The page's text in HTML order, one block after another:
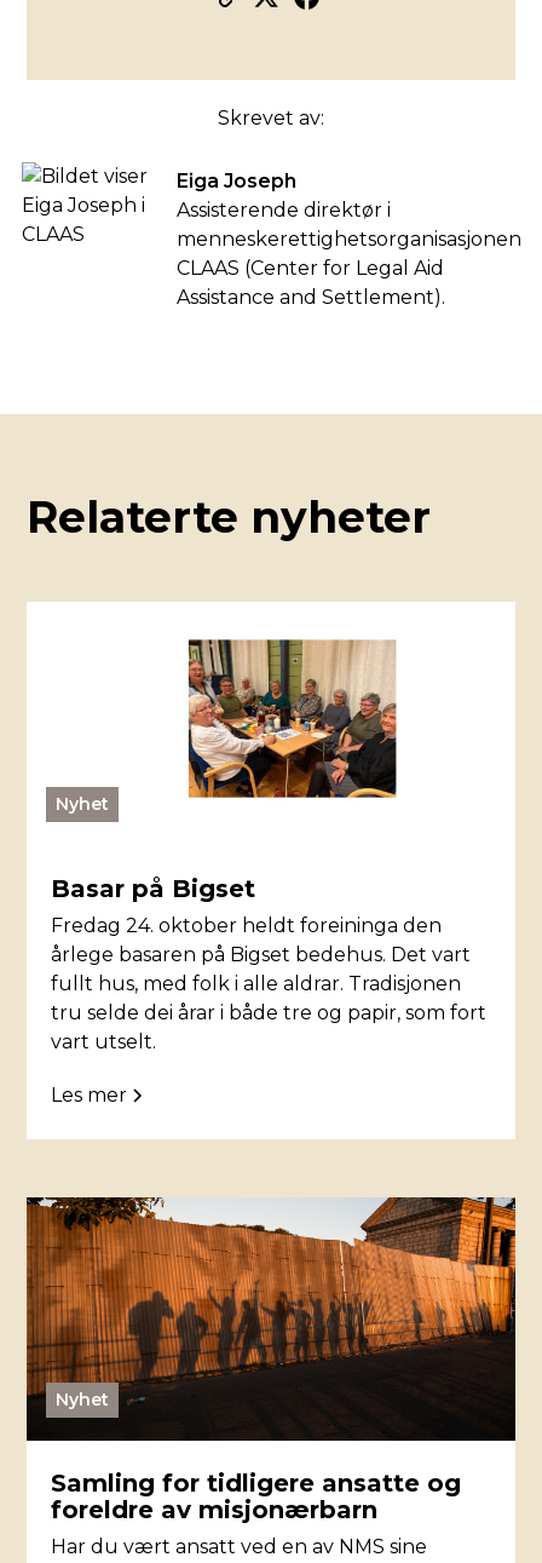
Skrevet av:
Eiga Joseph
Assisterende direktør i
menneskerettighetsorganisasjonen
CLAAS (Center for Legal Aid
Assistance and Settlement).
Relaterte nyheter
Nyhet
Basar på Bigset
Fredag 24. oktober heldt foreininga den
årlege basaren på Bigset bedehus. Det vart
fullt hus, med folk i alle aldrar. Tradisjonen
tru selde dei årar i både tre og papir, som fort
vart utselt.
Les mer
Nyhet
Samling for tidligere ansatte og
foreldre av misjonærbarn
Har du vært ansatt ved en av NMS sine